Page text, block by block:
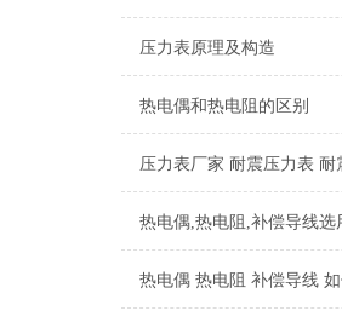
压力表原理及构造
热电偶和热电阻的区别
热电偶,热电阻,补偿导线选
热电偶 热电阻 补偿导线